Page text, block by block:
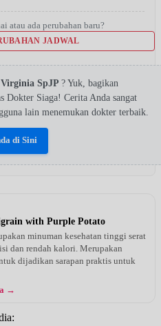
atau ada perubahan baru?
JADWAL
SpJP ? Yuk, bagikan
Dokter Siaga! Cerita Anda sangat
lain menemukan dokter terbaik.
di Sini
with Purple Potato
minuman kesehatan tinggi serat
dan rendah kalori. Merupakan
dijadikan sarapan praktis untuk
→